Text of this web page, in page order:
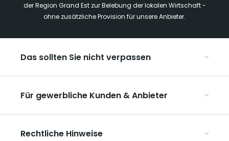
der Region Grand Est zur Belebung der lokalen Wirtschaft -
ohne zusätzliche Provision für unsere Anbieter.
Das sollten Sie nicht verpassen
Die Weihnachtsmärkte im Grand Est
Ribeauvillé, zwischen Weinbergen und Bergen
Unsere UNESCO-Welterbestätten
Für gewerbliche Kunden & Anbieter
Organisieren Sie Ihre Gruppenreisen
Rechtliche Hinweise